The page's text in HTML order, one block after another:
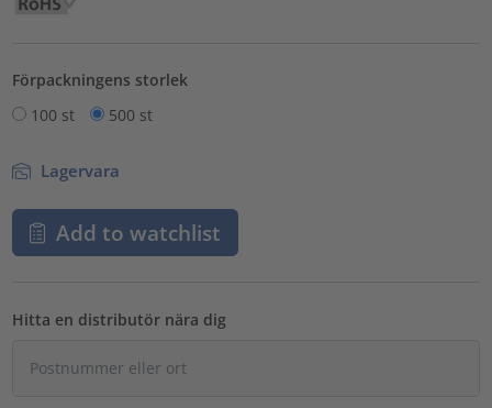
Förpackningens storlek
100 st
500 st
Lagervara
Add to watchlist
Hitta en distributör nära dig